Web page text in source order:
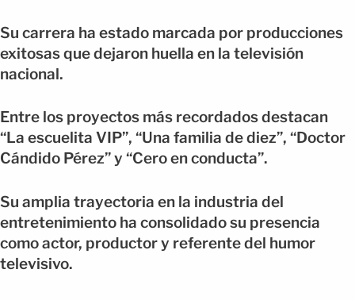
Su carrera ha estado marcada por producciones
exitosas que dejaron huella en la televisión
nacional.
Entre los proyectos más recordados destacan
“La escuelita VIP”, “Una familia de diez”, “Doctor
Cándido Pérez” y “Cero en conducta”.
Su amplia trayectoria en la industria del
entretenimiento ha consolidado su presencia
como actor, productor y referente del humor
televisivo.